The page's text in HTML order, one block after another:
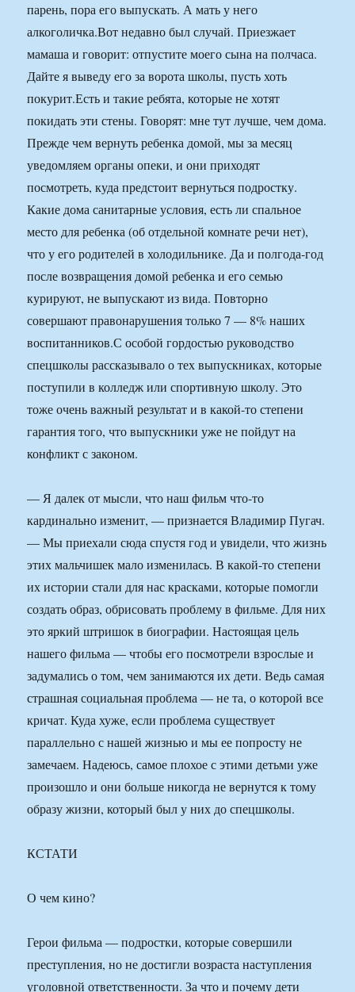
парень, пора его выпускать. А мать у него
алкоголичка.Вот недавно был случай. Приезжает
мамаша и говорит: отпустите моего сына на полчаса.
Дайте я выведу его за ворота школы, пусть хоть
покурит.Есть и такие ребята, которые не хотят
покидать эти стены. Говорят: мне тут лучше, чем дома.
Прежде чем вернуть ребенка домой, мы за месяц
уведомляем органы опеки, и они приходят
посмотреть, куда предстоит вернуться подростку.
Какие дома санитарные условия, есть ли спальное
место для ребенка (об отдельной комнате речи нет),
что у его родителей в холодильнике. Да и полгода-год
после возвращения домой ребенка и его семью
курируют, не выпускают из вида. Повторно
совершают правонарушения только 7 — 8% наших
воспитанников.С особой гордостью руководство
спецшколы рассказывало о тех выпускниках, которые
поступили в колледж или спортивную школу. Это
тоже очень важный результат и в какой-то степени
гарантия того, что выпускники уже не пойдут на
конфликт с законом.
— Я далек от мысли, что наш фильм что-то
кардинально изменит, — признается Владимир Пугач.
— Мы приехали сюда спустя год и увидели, что жизнь
этих мальчишек мало изменилась. В какой-то степени
их истории стали для нас красками, которые помогли
создать образ, обрисовать проблему в фильме. Для них
это яркий штришок в биографии. Настоящая цель
нашего фильма — чтобы его посмотрели взрослые и
задумались о том, чем занимаются их дети. Ведь самая
страшная социальная проблема — не та, о которой все
кричат. Куда хуже, если проблема существует
параллельно с нашей жизнью и мы ее попросту не
замечаем. Надеюсь, самое плохое с этими детьми уже
произошло и они больше никогда не вернутся к тому
образу жизни, который был у них до спецшколы.
КСТАТИ
О чем кино?
Герои фильма — подростки, которые совершили
преступления, но не достигли возраста наступления
уголовной ответственности. За что и почему дети